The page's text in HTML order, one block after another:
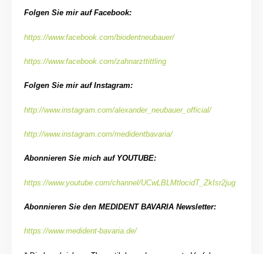
Folgen Sie mir auf Facebook:
https://www.facebook.com/biodentneubauer/
https://www.facebook.com/zahnarzttittling
Folgen Sie mir auf Instagram:
http://www.instagram.com/alexander_neubauer_official/
http://www.instagram.com/medidentbavaria/
Abonnieren Sie mich auf YOUTUBE:
https://www.youtube.com/channel/UCwLBLMtlocidT_ZkIsr2jug
Abonnieren Sie den MEDIDENT BAVARIA Newsletter:
https://www.medident-bavaria.de/